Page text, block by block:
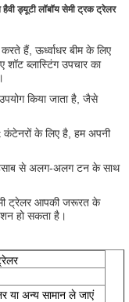
ड्यूटी लॉबॉय सेमी ट्रक ट्रेलर
हैं, ऊर्ध्वाधर बीम के लिए
ब्लास्टिंग उपचार का
।
किया जाता है, जैसे
के लिए है, हम अपनी
से अलग-अलग टन के साथ
ट्रेलर आपकी जरूरत के
हो सकता है।
अन्य सामान ले जाएं